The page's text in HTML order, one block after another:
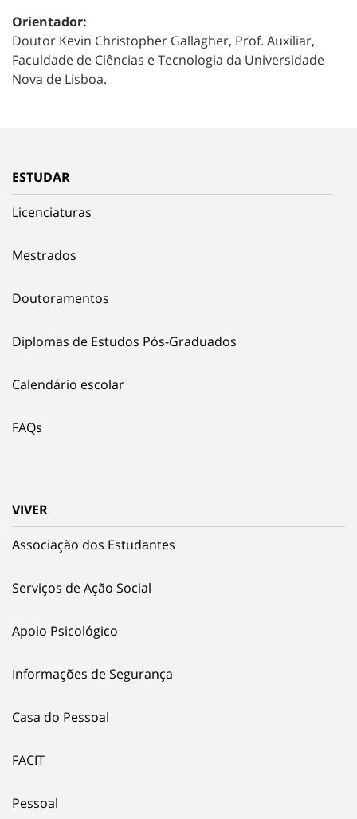
Orientador:
Doutor Kevin Christopher Gallagher, Prof. Auxiliar,
Faculdade de Ciências e Tecnologia da Universidade
Nova de Lisboa.
ESTUDAR
Licenciaturas
Mestrados
Doutoramentos
Diplomas de Estudos Pós-Graduados
Calendário escolar
FAQs
VIVER
Associação dos Estudantes
Serviços de Ação Social
Apoio Psicológico
Informações de Segurança
Casa do Pessoal
FACIT
Pessoal